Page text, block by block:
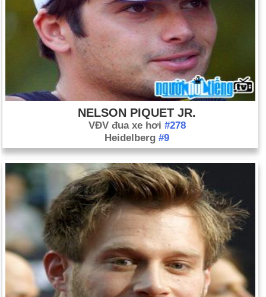
NELSON PIQUET JR.
VĐV đua xe hơi #278
Heidelberg #9